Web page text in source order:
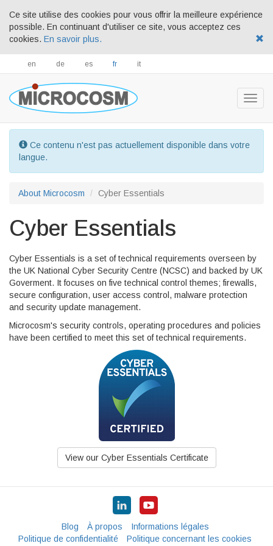
Ce site utilise des cookies pour vous offrir la meilleure expérience
possible. En continuant d'utiliser ce site, vous acceptez ces
cookies. En savoir plus.
en de es fr it
Ce contenu n'est pas actuellement disponible dans votre
langue.
About Microcosm Cyber Essentials
Cyber Essentials
Cyber Essentials is a set of technical requirements overseen by
the UK National Cyber Security Centre (NCSC) and backed by UK
Goverment. It focuses on five technical control themes; firewalls,
secure configuration, user access control, malware protection
and security update management.
Microcosm's security controls, operating procedures and policies
have been certified to meet this set of technical requirements.
View our Cyber Essentials Certificate
Blog À propos
Informations légales
Politique de confidentialité
Politique concernant les cookies